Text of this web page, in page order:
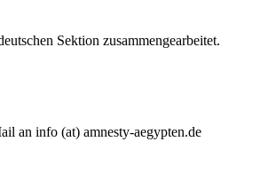
Sektion zusammengearbeitet.
an info (at) amnesty-aegypten.de